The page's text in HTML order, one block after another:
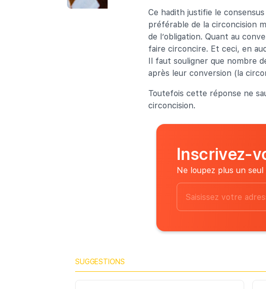
Ce hadith justifie le
préférable de la circoncision
de l’obligation. Quant au
faire circoncire. Et ceci, en
Il faut souligner que nombre
après leur conversion (la
Toutefois cette réponse ne
circoncision.
Inscrivez-
Ne loupez plus un
SUGGESTIONS